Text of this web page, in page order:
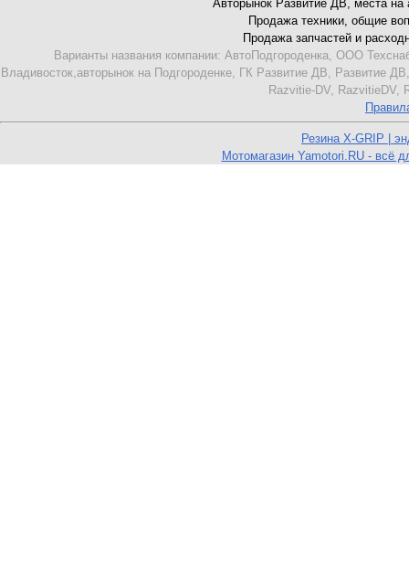
Авторынок Развитие ДВ, места на
Продажа техники, общие
Продажа запчастей и
Варианты названия компании: АвтоПодгороденка, ООО
Владивосток,авторынок на Подгороденке, ГК Развитие ДВ,
Razvitie-DV, RazvitieDV,
Резина X-GRIP |
Мотомагазин Yamotori.RU - всё